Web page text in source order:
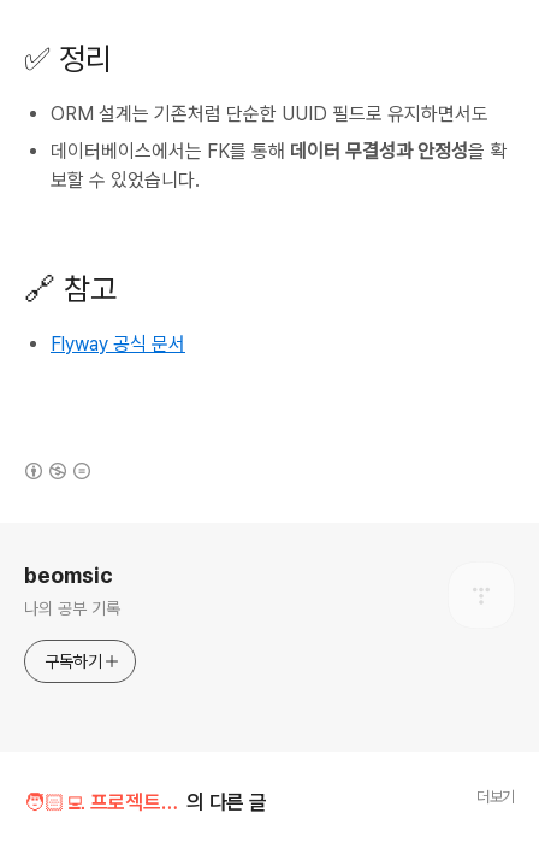
✅ 정리
ORM 설계는 기존처럼 단순한 UUID 필드로 유지하면서도
데이터베이스에서는 FK를 통해 데이터 무결성과 안정성을 확
보할 수 있었습니다.
🔗 참고
Flyway 공식 문서
beomsic
나의 공부 기록
구독하기
🧑🏻‍💻 프로젝트/motimo 의 다른 글 더보기